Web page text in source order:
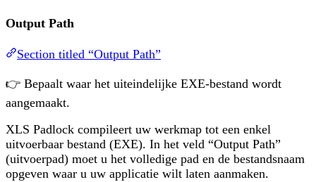
Output Path
Section titled “Output Path”
👉 Bepaalt waar het uiteindelijke EXE-bestand wordt
aangemaakt.
XLS Padlock compileert uw werkmap tot een enkel
uitvoerbaar bestand (EXE). In het veld “Output Path”
(uitvoerpad) moet u het volledige pad en de bestandsnaam
opgeven waar u uw applicatie wilt laten aanmaken.